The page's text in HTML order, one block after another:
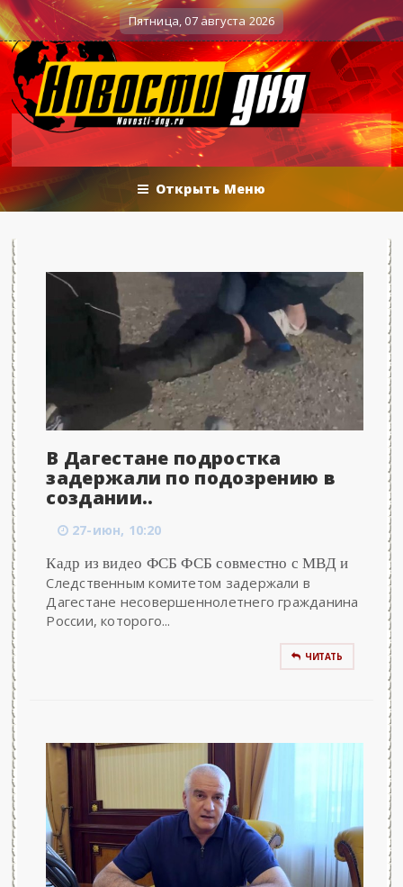
Военные действия Вечерние баталии политологов у
Пятница, 07 августа 2026
Открыть Меню
В Дагестане подростка
задержали по подозрению в
создании..
27-июн, 10:20
Кадр из видео ФСБ ФСБ совместно с МВД и
Следственным комитетом задержали в
Дагестане несовершеннолетнего гражданина
России, которого...
ЧИТАТЬ